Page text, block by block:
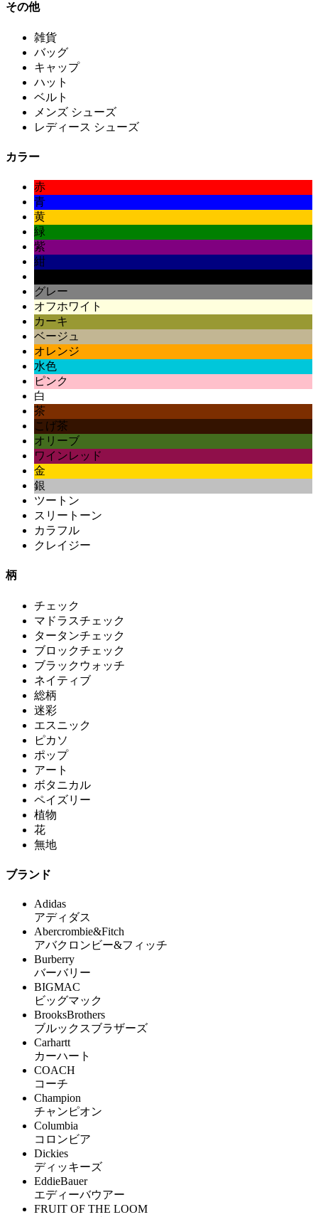
その他
雑貨
バッグ
キャップ
ハット
ベルト
メンズ シューズ
レディース シューズ
カラー
赤
青
黄
緑
紫
紺
グレー
オフホワイト
カーキ
ベージュ
オレンジ
水色
ピンク
白
茶
こげ茶
オリーブ
ワインレッド
金
銀
ツートン
スリートーン
カラフル
クレイジー
柄
チェック
マドラスチェック
タータンチェック
ブロックチェック
ブラックウォッチ
ネイティブ
総柄
迷彩
エスニック
ピカソ
ポップ
アート
ボタニカル
ペイズリー
植物
花
無地
ブランド
Adidas
アディダス
Abercrombie&Fitch
アバクロンビー&フィッチ
Burberry
バーバリー
BIGMAC
ビッグマック
BrooksBrothers
ブルックスブラザーズ
Carhartt
カーハート
COACH
コーチ
Champion
チャンピオン
Columbia
コロンビア
Dickies
ディッキーズ
EddieBauer
エディーバウアー
FRUIT OF THE LOOM